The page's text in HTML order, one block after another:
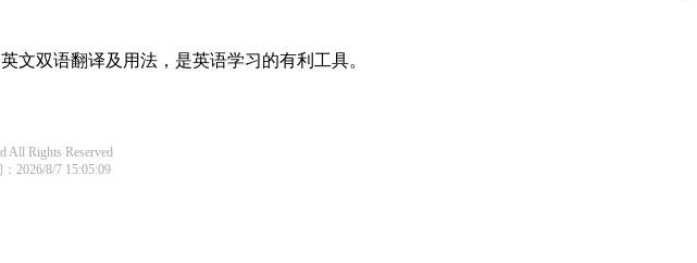
文双语翻译及用法，是英语学习的有利工具。
All Rights Reserved
2026/8/7 15:05:09